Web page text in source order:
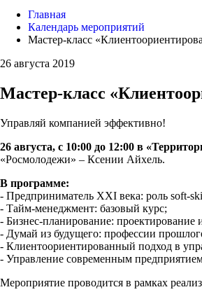
Главная
Календарь мероприятий
Мастер-класс
26 августа 2019
Мастер-класс
Управляй компанией эффективно!
26 августа, с 10:00 до 12:00 в
«Росмолодежи» – Ксении Айхель.
В программе:
- Предприниматель XXI века: роль soft-
- Тайм-менеджмент: базовый курс;
- Бизнес-планирование: проектирование
- Думай из будущего: профессии
- Клиентоориентированный подход в
- Управление современным
Мероприятие проводится в рамках